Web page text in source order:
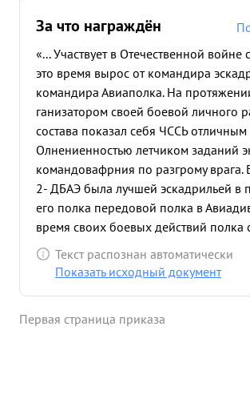
За что награждён
«... Участвует в Отечественной войне
это время вырос от командира
командира Авиаполка. На
ганизатором своей боевой личного
состава показал себя ЧССЬ отличным
Олнениенностью летчиком заданий
командовафрния по разгрому врага.
2- ДБАЭ была лучшей эскадрильей в
его полка передовой полка в
время своих боевых действий полка
2273 боевых вылета ночью,
по уничтожению врага 2876 тонн.
Личный состав полка с желанием идет
Текст распознан автоматически
Показать исходный документ
Первая страница приказа